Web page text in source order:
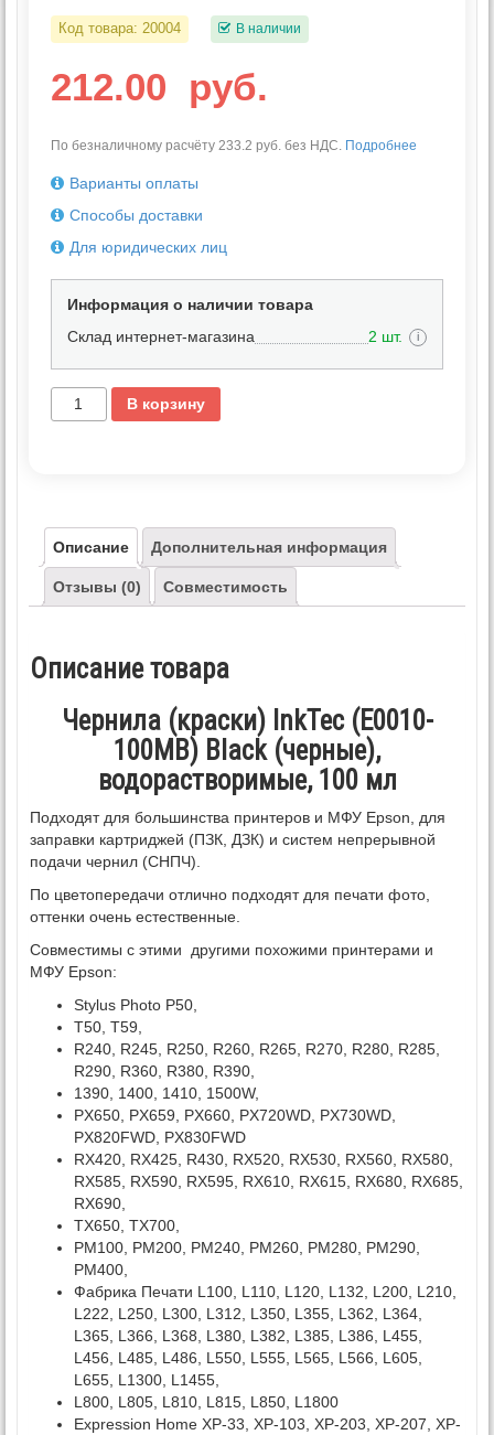
Код товара: 20004 В наличии
212.00 руб.
По безналичному расчёту 233.2 руб. без НДС. Подробнее
Варианты оплаты
Способы доставки
Для юридических лиц
Информация о наличии товара
Склад интернет-магазина
2 шт. i
В корзину
Описание Дополнительная информация
Отзывы (0) Совместимость
Описание товара
Чернила (краски) InkTec (E0010-
100MB) Black (черные),
водорастворимые, 100 мл
Подходят для большинства принтеров и МФУ Epson, для
заправки картриджей (ПЗК, ДЗК) и систем непрерывной
подачи чернил (СНПЧ).
По цветопередачи отлично подходят для печати фото,
оттенки очень естественные.
Совместимы с этими другими похожими принтерами и
МФУ Epson:
Stylus Photo P50,
T50, T59,
R240, R245, R250, R260, R265, R270, R280, R285,
R290, R360, R380, R390,
1390, 1400, 1410, 1500W,
PX650, PX659, PX660, PX720WD, PX730WD,
PX820FWD, PX830FWD
RX420, RX425, R430, RX520, RX530, RX560, RX580,
RX585, RX590, RX595, RX610, RX615, RX680, RX685,
RX690,
TX650, TX700,
PM100, PM200, PM240, PM260, PM280, PM290,
PM400,
Фабрика Печати L100, L110, L120, L132, L200, L210,
L222, L250, L300, L312, L350, L355, L362, L364,
L365, L366, L368, L380, L382, L385, L386, L455,
L456, L485, L486, L550, L555, L565, L566, L605,
L655, L1300, L1455,
L800, L805, L810, L815, L850, L1800
Expression Home XP-33, XP-103, XP-203, XP-207, XP-